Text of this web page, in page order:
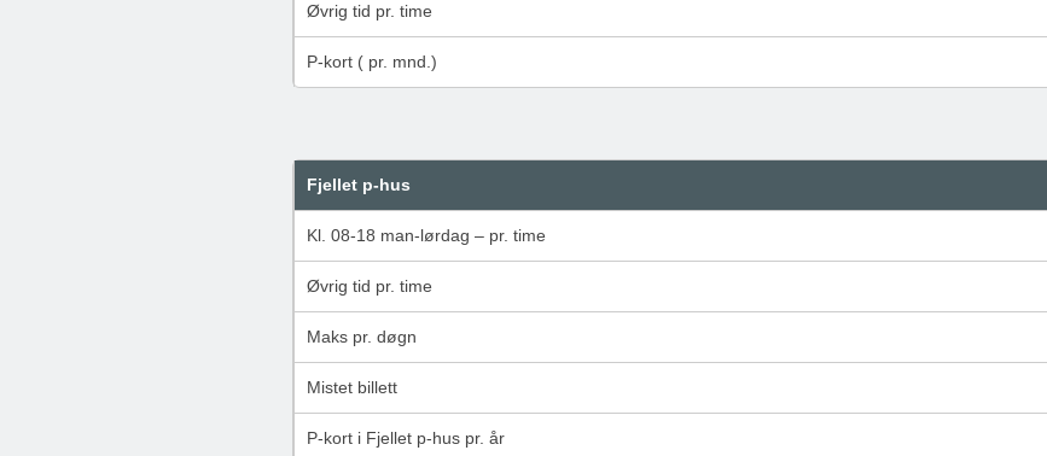
Øvrig tid pr. time
P-kort ( pr. mnd.)
Fjellet p-hus
Kl. 08-18 man-lørdag – pr. time
Øvrig tid pr. time
Maks pr. døgn
Mistet billett
P-kort i Fjellet p-hus pr. år